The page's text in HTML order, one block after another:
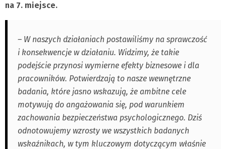
na 7. miejsce.
– W naszych działaniach postawiliśmy na sprawczość
i konsekwencje w działaniu. Widzimy, że takie
podejście przynosi wymierne efekty biznesowe i dla
pracowników. Potwierdzają to nasze wewnętrzne
badania, które jasno wskazują, że ambitne cele
motywują do angażowania się, pod warunkiem
zachowania bezpieczeństwa psychologicznego. Dziś
odnotowujemy wzrosty we wszystkich badanych
wskaźnikach, w tym kluczowym dotyczącym właśnie